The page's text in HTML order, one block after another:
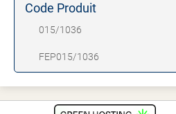
Code Produit
015/1036
FEP015/1036